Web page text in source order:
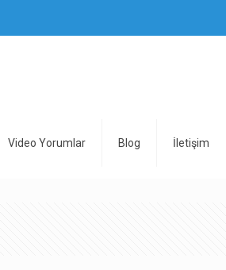
Video Yorumlar Blog İletişim